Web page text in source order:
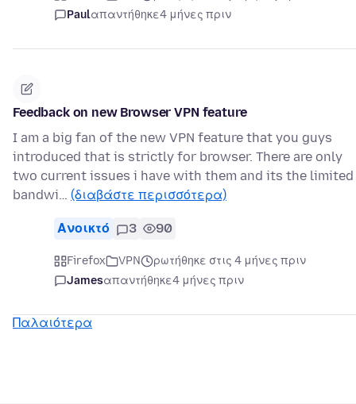
Paulαπαντήθηκε4 μήνες πριν
Feedback on new Browser VPN feature
I am a big fan of the new VPN feature that you guys
introduced that is strictly for browser. There are only
two current issues i have with them and its the limited
bandwi… (διαβάστε περισσότερα)
Ανοικτό 3 90
Firefox VPN
ρωτήθηκε στις 4 μήνες πριν
Jamesαπαντήθηκε4 μήνες πριν
Παλαιότερα